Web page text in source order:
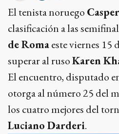
El tenista noruego
clasificación a las
de Romaeste viernes 15
superar al rusoKaren
El encuentro, disputado
otorga al número 25 del
los cuatro mejores del
Luciano Darderi.